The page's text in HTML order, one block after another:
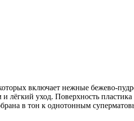
включает нежные бежево-
уход. Поверхность
в тон к однотонным